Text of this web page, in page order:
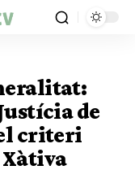
de
criteri